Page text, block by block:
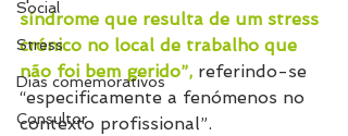
Social
Stress
Dias comemorativos
Consultor
síndrome que resulta de um stress
crónico no local de trabalho que
não foi bem gerido”, referindo-se
“especificamente a fenómenos no
contexto profissional”.